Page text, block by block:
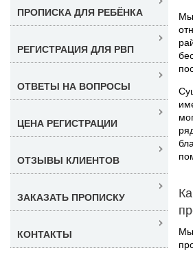
Мы
ПРОПИСКА ДЛЯ РЕБЁНКА
РЕГИСТРАЦИЯ ДЛЯ РВП
ОТВЕТЫ НА ВОПРОСЫ
ЦЕНА РЕГИСТРАЦИИ
ОТЗЫВЫ КЛИЕНТОВ
ЗАКАЗАТЬ ПРОПИСКУ
КОНТАКТЫ